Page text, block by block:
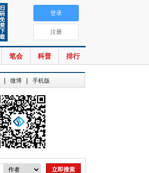
笔会 科普 排行
登录
注册
| 微博 | 手机版